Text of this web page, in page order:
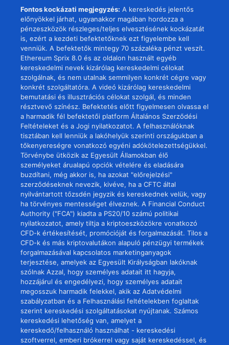
Fontos kockázati megjegyzés: A kereskedés jelentős
előnyökkel járhat, ugyanakkor magában hordozza a
pénzeszközök részleges/teljes elvesztésének kockázatát
is, ezért a kezdeti befektetőknek ezt figyelembe kell
venniük. A befektetők mintegy 70 százaléka pénzt veszít.
Ethereum Sprix 8.0 és az oldalon használt egyéb
kereskedelmi nevek kizárólag kereskedelmi célokat
szolgálnak, és nem utalnak semmilyen konkrét cégre vagy
konkrét szolgáltatóra. A videó kizárólag kereskedelmi
bemutatási és illusztrációs célokat szolgál, és minden
résztvevő színész. Befektetés előtt figyelmesen olvassa el
a harmadik fél befektetői platform Általános Szerződési
Feltételeket és a Jogi nyilatkozatot. A felhasználóknak
tisztában kell lenniük a lakóhelyük szerinti országukban a
tőkenyereségre vonatkozó egyéni adókötelezettségükkel.
Törvénybe ütközik az Egyesült Államokban élő
személyeket árualapú opciók vételére és eladására
buzdítani, még akkor is, ha azokat "előrejelzési"
szerződéseknek nevezik, kivéve, ha a CFTC által
nyilvántartott tőzsdén jegyzik és kereskednek velük, vagy
ha törvényes mentességet élveznek. A Financial Conduct
Authority ("FCA") kiadta a PS20/10 számú politikai
nyilatkozatot, amely tiltja a kriptoeszközökre vonatkozó
CFD-k értékesítését, promócióját és forgalmazását. Tilos a
CFD-k és más kriptovalutákon alapuló pénzügyi termékek
forgalmazásával kapcsolatos marketinganyagok
terjesztése, amelyek az Egyesült Királyságban lakóknak
szólnak Azzal, hogy személyes adatait itt hagyja,
hozzájárul és engedélyezi, hogy személyes adatait
megosszuk harmadik felekkel, akik az Adatvédelmi
szabályzatban és a Felhasználási feltételekben foglaltak
szerint kereskedési szolgáltatásokat nyújtanak. Számos
kereskedési lehetőség van, amelyet a
kereskedő/felhasználó használhat - kereskedési
szoftverrel, emberi brókerrel vagy saját kereskedéssel, és